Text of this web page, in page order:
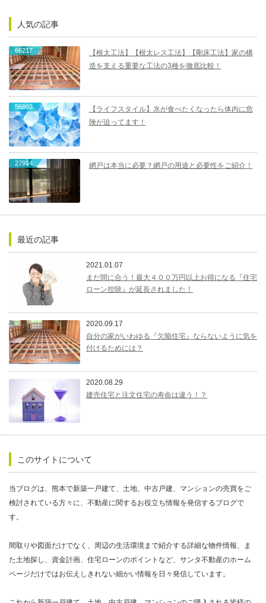
人気の記事
66217
【根太工法】【根太レス工法】【剛床工法】家の構
造を支える重要な工法の3種を徹底比較！
56893
【ライフスタイル】氷が食べたくなったら体内に危
険が迫ってます！
27914 網戸は本当に必要？網戸の用途と必要性をご紹介！
最近の記事
2021.01.07
まだ間に合う！最大４００万円以上お得になる『住宅
ローン控除』が延長されました！
2020.09.17
自分の家がいわゆる『欠陥住宅』ならないように気を
付けるためには？
2020.08.29
建売住宅と注文住宅の寿命は違う！？
このサイトについて
当ブログは、熊本で新築一戸建て、土地、中古戸建、マンションの売買をご
検討されている方々に、不動産に関するお役立ち情報を発信するブログで
す。
間取りや図面だけでなく、周辺の生活環境まで紹介する詳細な物件情報、ま
た土地探し、資金計画、住宅ローンのポイントなど、サンタ不動産のホーム
ページだけではお伝えしきれない細かい情報を日々発信しています。